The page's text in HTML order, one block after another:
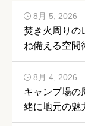
焚き火周りの
ね備える空間
8月 5, 2026
キャンプ場の
緒に地元の魅
8月 4, 2026